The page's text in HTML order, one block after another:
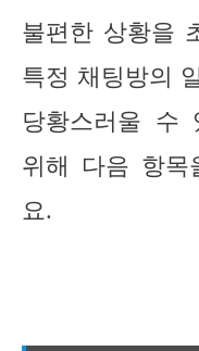
불편한 상황을
특정 채팅방의
당황스러울 수
위해 다음 항목
요.